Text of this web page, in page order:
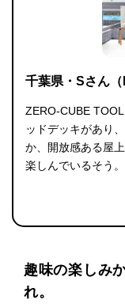
千葉県・Sさん
ZERO-CUBE
ッドデッキがあり
か、開放感ある屋
楽しんでいるそう。
趣味の楽しみ
れ。